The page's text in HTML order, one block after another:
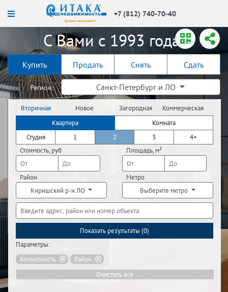
+7 (812) 740-70-40
С Вами с 1993 года!
Купить Продать Снять Сдать
Регион: Санкт-Петербург и ЛО
Вторичная
недвижимость
Новое
строительство
Загородная
недвижимость
Коммерческая
недвижимость
Квартира
Комната
Студия
1 2 3
4+
Стоимость, руб
Площадь, м²
Район
Киришский р-н ЛО
Метро
Выберите метро
Показать результаты (0)
Параметры:
Комнатность
Район
Очистить все